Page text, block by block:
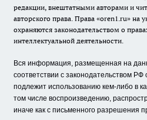
редакции, внештатными авторами и
авторского права. Права «oren1.ru» на
охраняются законодательством о
интеллектуальной деятельности.
Вся информация, размещенная на
соответствии с законодательством РФ
подлежит использованию кем-либо в
том числе воспроизведению,
иначе как с письменного разрешения